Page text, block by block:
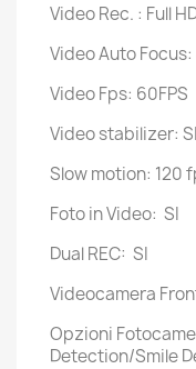
Video Rec. : Full
Video Auto Focus:
Video Fps: 60FPS
Video stabilizer: SI
Slow motion: 120
Foto in Video: SI
Dual REC: SI
Videocamera
Opzioni
Detection/Smile